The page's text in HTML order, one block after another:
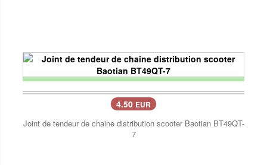
4.50 EUR
Joint de tendeur de chaine distribution scooter Baotian BT49QT-
7